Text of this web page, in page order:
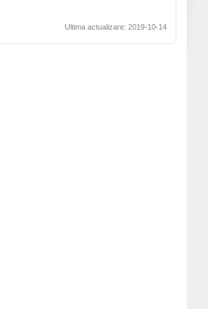
Ultima actualizare: 2019-10-14